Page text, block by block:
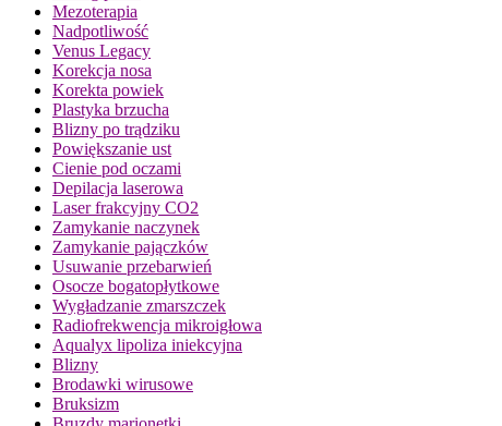
Mezoterapia
Nadpotliwość
Venus Legacy
Korekcja nosa
Korekta powiek
Plastyka brzucha
Blizny po trądziku
Powiększanie ust
Cienie pod oczami
Depilacja laserowa
Laser frakcyjny CO2
Zamykanie naczynek
Zamykanie pajączków
Usuwanie przebarwień
Osocze bogatopłytkowe
Wygładzanie zmarszczek
Radiofrekwencja mikroigłowa
Aqualyx lipoliza iniekcyjna
Blizny
Brodawki wirusowe
Bruksizm